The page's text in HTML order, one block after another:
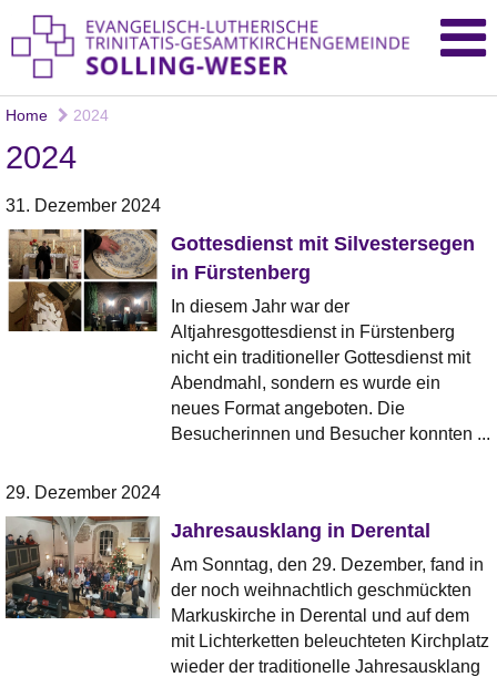
Home 2024
2024
31. Dezember 2024
Gottesdienst mit Silvestersegen
in Fürstenberg
In diesem Jahr war der
Altjahresgottesdienst in Fürstenberg
nicht ein traditioneller Gottesdienst mit
Abendmahl, sondern es wurde ein
neues Format angeboten. Die
Besucherinnen und Besucher konnten ...
29. Dezember 2024
Jahresausklang in Derental
Am Sonntag, den 29. Dezember, fand in
der noch weihnachtlich geschmückten
Markuskirche in Derental und auf dem
mit Lichterketten beleuchteten Kirchplatz
wieder der traditionelle Jahresausklang